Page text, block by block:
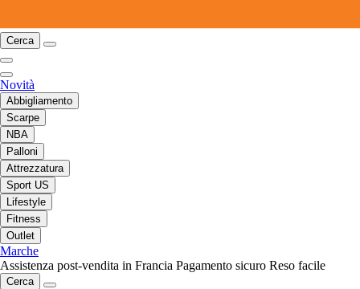
Cerca
Novità
Abbigliamento
Scarpe
NBA
Palloni
Attrezzatura
Sport US
Lifestyle
Fitness
Outlet
Marche
Assistenza post-vendita in Francia Pagamento sicuro Reso facile
Cerca